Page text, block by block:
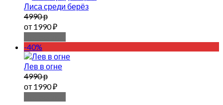
Лиса среди берёз
4990 р
от 1990 ₽
-40%
Лев в огне
4990 р
от 1990 ₽